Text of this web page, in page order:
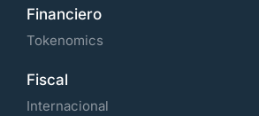
Financiero
Tokenomics
Fiscal
Internacional